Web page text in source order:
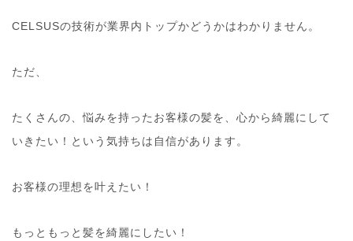
CELSUSの技術が業界内トップかどうかはわかりません。
ただ、
たくさんの、悩みを持ったお客様の髪を、心から綺麗にして
いきたい！という気持ちは自信があります。
お客様の理想を叶えたい！
もっともっと髪を綺麗にしたい！